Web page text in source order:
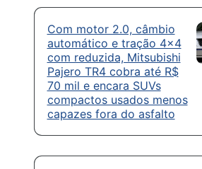
Com motor 2.0, câmbio
automático e tração 4×4
com reduzida, Mitsubishi
Pajero TR4 cobra até R$
70 mil e encara SUVs
compactos usados menos
capazes fora do asfalto